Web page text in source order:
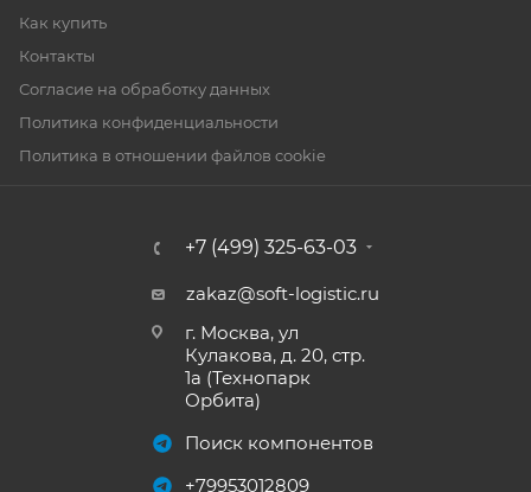
Как купить
Контакты
Согласие на обработку данных
Политика конфиденциальности
Политика в отношении файлов cookie
+7 (499) 325-63-03
zakaz@soft-logistic.ru
г. Москва, ул
Кулакова, д. 20, стр.
1а (Технопарк
Орбита)
Поиск компонентов
+79953012809